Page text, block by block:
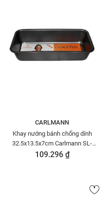
CARLMANN
Khay nướng bánh chống dính
32.5x13.5x7cm Carlmann SL-
L001
109.296 ₫